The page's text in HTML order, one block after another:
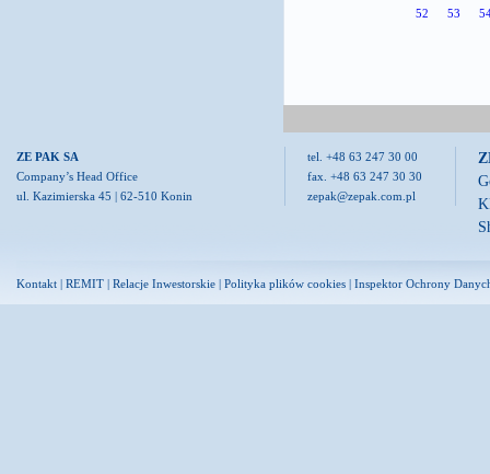
52
53
ZE PAK SA
Company’s Head Office
ul. Kazimierska 45 | 62-510 Konin
tel. +48 63 247 30 00
fax. +48 63 247 30 30
zepak@zepak.com.pl
Kontakt | REMIT | Relacje Inwestorskie | Polityka plików cookies | Inspektor Ochrony